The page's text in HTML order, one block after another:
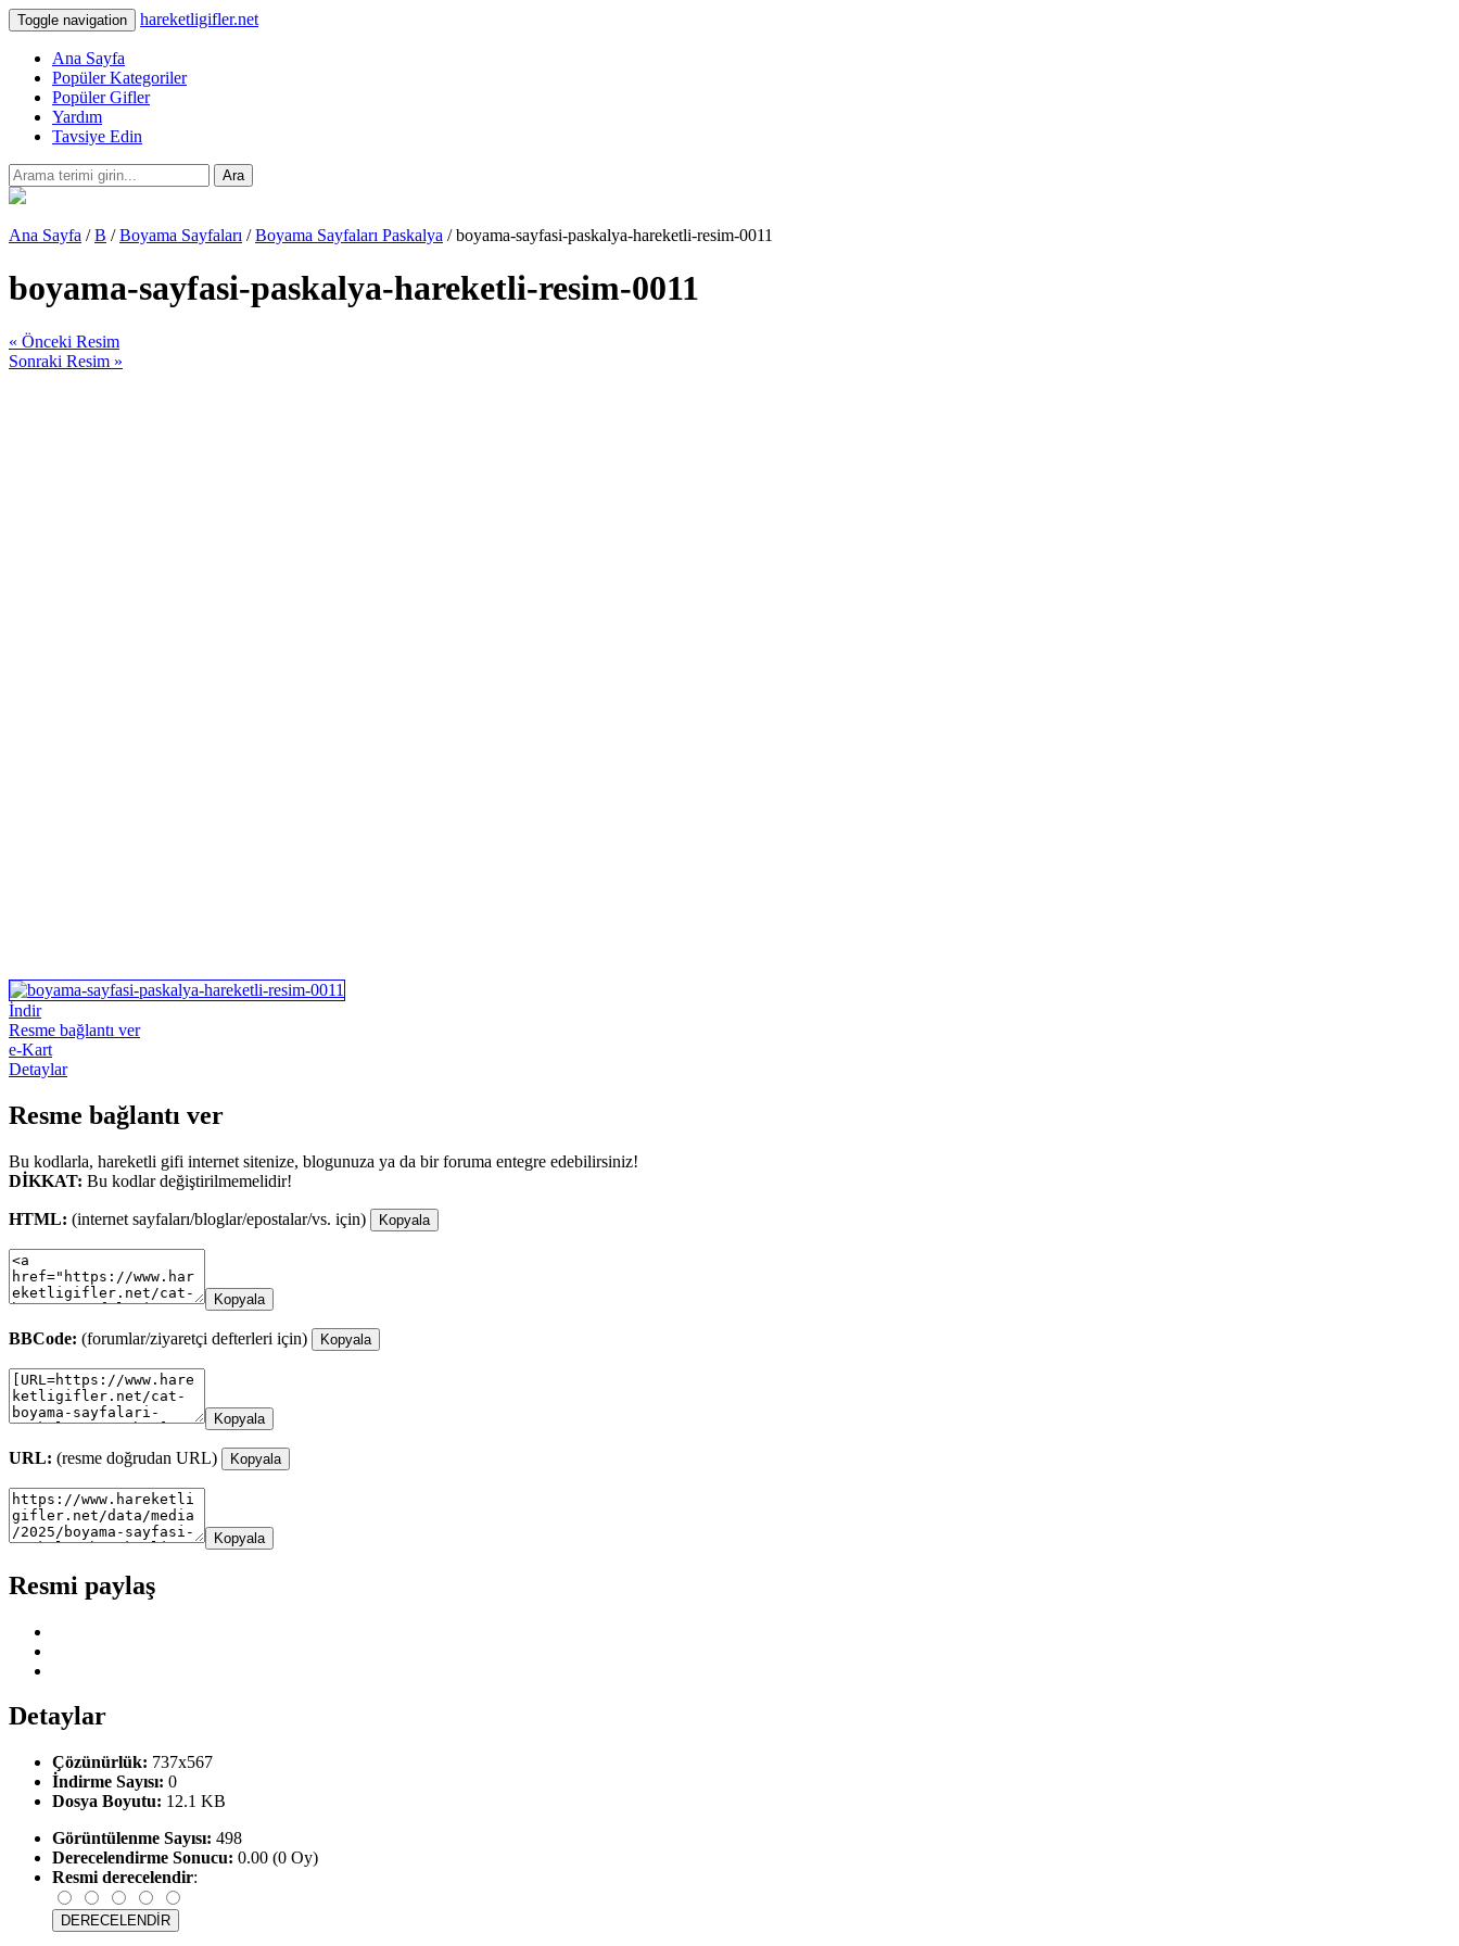
Toggle navigation hareketligifler.net
Ana Sayfa
Popüler Kategoriler
Popüler Gifler
Yardım
Tavsiye Edin
Ara
Ana Sayfa /B /Boyama Sayfaları /Boyama Sayfaları Paskalya / boyama-sayfasi-paskalya-hareketli-resim-0011
boyama-sayfasi-paskalya-hareketli-resim-0011
« Önceki Resim
Sonraki Resim »
İndir
Resme bağlantı ver
e-Kart
Detaylar
Resme bağlantı ver
Bu kodlarla, hareketli gifi internet sitenize, blogunuza ya da bir foruma entegre edebilirsiniz!
DİKKAT: Bu kodlar değiştirilmemelidir!
HTML: (internet sayfaları/bloglar/epostalar/vs. için) Kopyala
Kopyala
BBCode: (forumlar/ziyaretçi defterleri için) Kopyala
Kopyala
URL: (resme doğrudan URL) Kopyala
Kopyala
Resmi paylaş
Detaylar
Çözünürlük: 737x567
İndirme Sayısı: 0
Dosya Boyutu: 12.1 KB
Görüntülenme Sayısı: 498
Derecelendirme Sonucu: 0.00 (0 Oy)
Resmi derecelendir: